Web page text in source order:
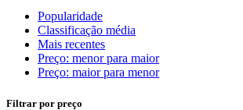
Popularidade
Classificação média
Mais recentes
Preço: menor para maior
Preço: maior para menor
Filtrar por preço